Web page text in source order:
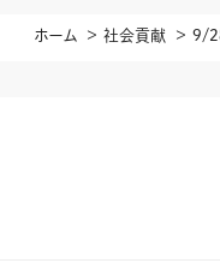
（更新講習・スキルア
ホーム 社会貢献